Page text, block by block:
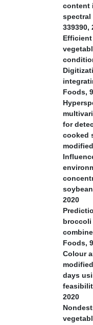
content
spectral
339390,
Foods,
for
cooked
2020
broccoli
Foods,
Colour
days
2020